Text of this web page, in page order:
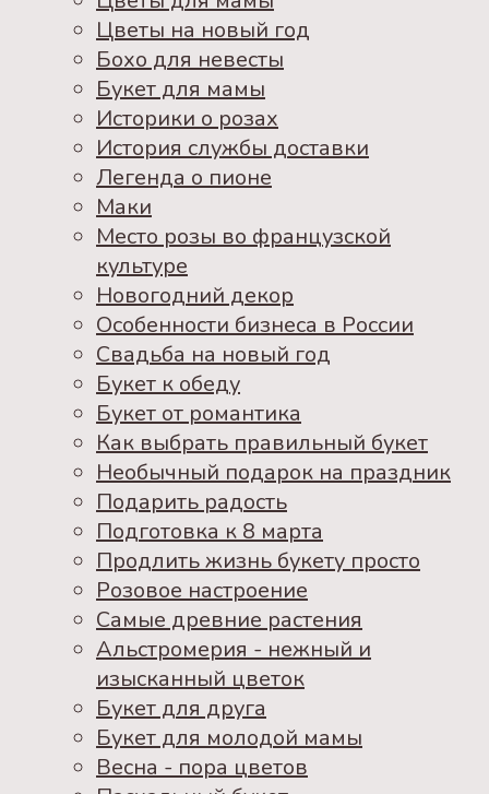
Цветы на новый год
Бохо для невесты
Букет для мамы
Историки о розах
История службы доставки
Легенда о пионе
Маки
Место розы во французской
культуре
Новогодний декор
Особенности бизнеса в России
Свадьба на новый год
Букет к обеду
Букет от романтика
Как выбрать правильный букет
Необычный подарок на праздник
Подарить радость
Подготовка к 8 марта
Продлить жизнь букету просто
Розовое настроение
Самые древние растения
Альстромерия - нежный и
изысканный цветок
Букет для друга
Букет для молодой мамы
Весна - пора цветов